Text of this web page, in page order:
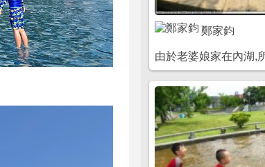
鄭家鈞
由於老婆娘家在內湖,